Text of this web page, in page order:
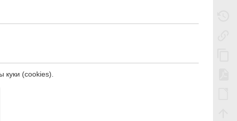
(cookies).